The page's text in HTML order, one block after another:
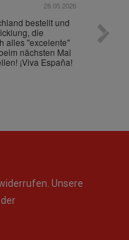
28.05.2026
bestellt und
die
alles "excelente"
nächsten Mal
¡Viva España!
Die
gut
ist
Unsere